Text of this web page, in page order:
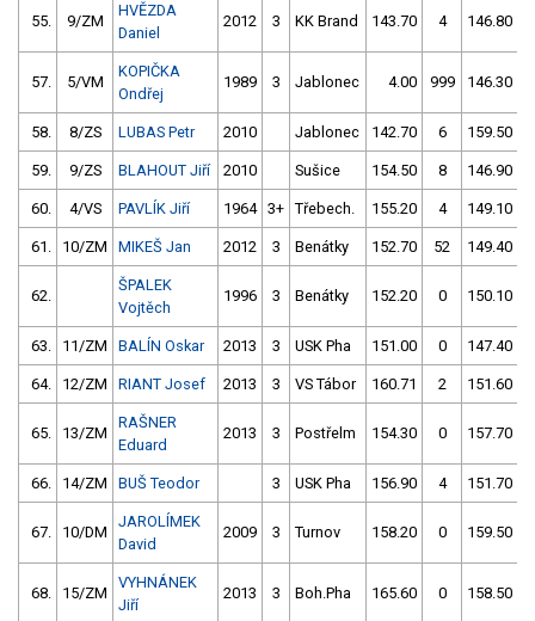
55. 9/ZM
HVĚZDA
Daniel
2012 3 KK Brand 143.70 4 146.80
57. 5/VM
KOPIČKA
Ondřej
1989 3 Jablonec 4.00 999 146.30
58. 8/ZS LUBAS Petr 2010 Jablonec 142.70 6 159.50
59. 9/ZS BLAHOUT Jiří 2010 Sušice 154.50 8 146.90
60. 4/VS PAVLÍK Jiří 1964 3+ Třebech. 155.20 4 149.10
61. 10/ZM MIKEŠ Jan 2012 3 Benátky 152.70 52 149.40
62.
ŠPALEK
Vojtěch
1996 3 Benátky 152.20 0 150.10
63. 11/ZM BALÍN Oskar 2013 3 USK Pha 151.00 0 147.40
64. 12/ZM RIANT Josef 2013 3 VS Tábor 160.71 2 151.60
65. 13/ZM
RAŠNER
Eduard
2013 3 Postřelm 154.30 0 157.70
66. 14/ZM BUŠ Teodor 3 USK Pha 156.90 4 151.70
67. 10/DM
JAROLÍMEK
David
2009 3 Turnov 158.20 0 159.50
68. 15/ZM
VYHNÁNEK
Jiří
2013 3 Boh.Pha 165.60 0 158.50